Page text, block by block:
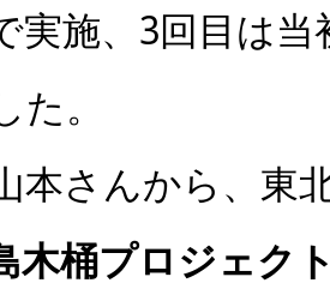
実施、3回目は
。
本さんから、東
木桶プロジェク